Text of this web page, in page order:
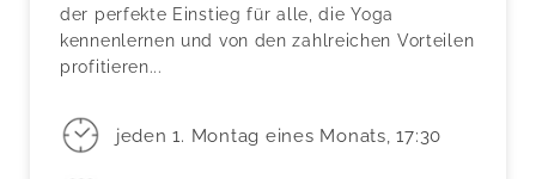
der perfekte Einstieg für alle, die Yoga
kennenlernen und von den zahlreichen Vorteilen
profitieren...
jeden 1. Montag eines Monats, 17:30